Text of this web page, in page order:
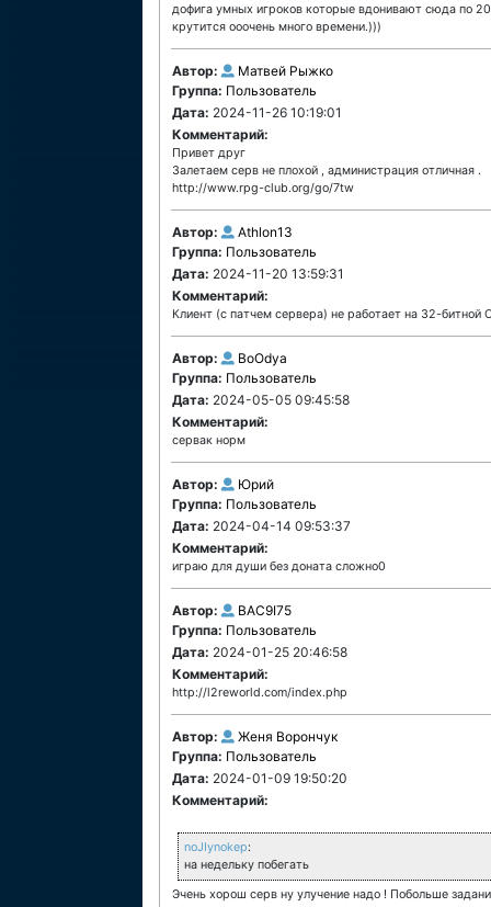
дофига умных игроков которые вдонивают сюда по
крутится ооочень много времени.)))
Автор:
Матвей Рыжко
Группа: Пользователь
Дата: 2024-11-26 10:19:01
Комментарий:
Привет друг
Залетаем серв не плохой , администрация отличная .
http://www.rpg-club.org/go/7tw
Автор:
Athlon13
Группа: Пользователь
Дата: 2024-11-20 13:59:31
Комментарий:
Клиент (с патчем сервера) не работает на 32-битной
Автор:
BoOdya
Группа: Пользователь
Дата: 2024-05-05 09:45:58
Комментарий:
сервак норм
Автор:
Юрий
Группа: Пользователь
Дата: 2024-04-14 09:53:37
Комментарий:
играю для души без доната сложно0
Автор:
BAC9I75
Группа: Пользователь
Дата: 2024-01-25 20:46:58
Комментарий:
http://l2reworld.com/index.php
Автор:
Женя Ворончук
Группа: Пользователь
Дата: 2024-01-09 19:50:20
Комментарий:
noJIynokep:
на недельку побегать
Эчень хорош серв ну улучение надо ! Побольше